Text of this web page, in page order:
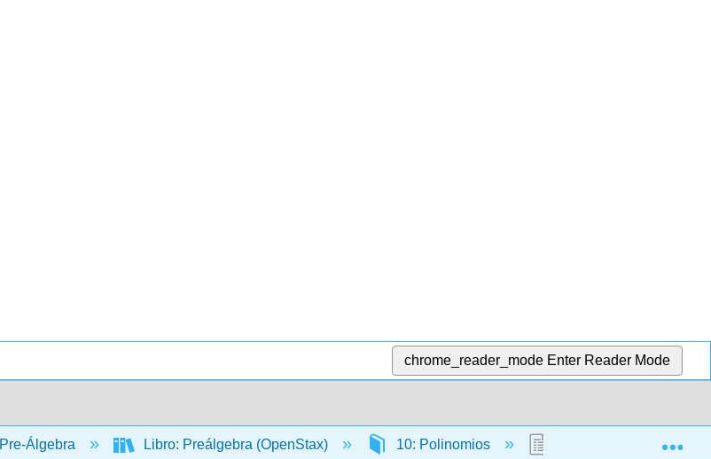
chrome_reader_mode Enter Reader Mode
Pre-Álgebra Libro: Preálgebra (OpenStax) 10: Polinomios 10.5: Multiplicar